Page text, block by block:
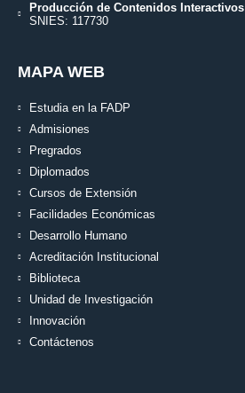
Producción de Contenidos Interactivos
SNIES: 117730
MAPA WEB
Estudia en la FADP
Admisiones
Pregrados
Diplomados
Cursos de Extensión
Facilidades Económicas
Desarrollo Humano
Acreditación Institucional
Biblioteca
Unidad de Investigación
Innovación
Contáctenos